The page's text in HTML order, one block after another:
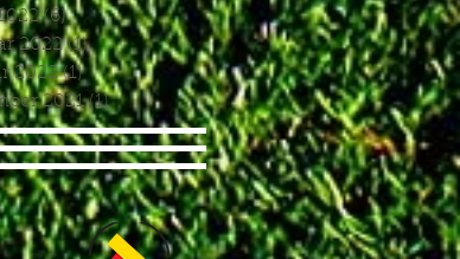
(6)6 Beiträge
2022 (1)1 Beitrag
2022 (1)1 Beitrag
2021 (1)1 Beitrag